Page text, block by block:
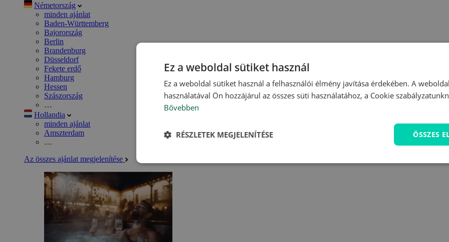
Németország
minden ajánlat
Baden-Württemberg
Bajorország
Berlin
Brandenburg
Düsseldorf
Fekete erdő
Hamburg
Hessen
Szászország
…
Hollandia
minden ajánlat
Amszterdam
…
Az összes ajánlat megjelenítése
Ez a weboldal sütiket használ
Ez a weboldal sütiket használ a felhasználói élmény javítása érdekében. A
használatával Ön hozzájárul az összes süti használatához, a Cookie
Bővebben
ÖSSZES
RÉSZLETEK MEGJELENÍTÉSE